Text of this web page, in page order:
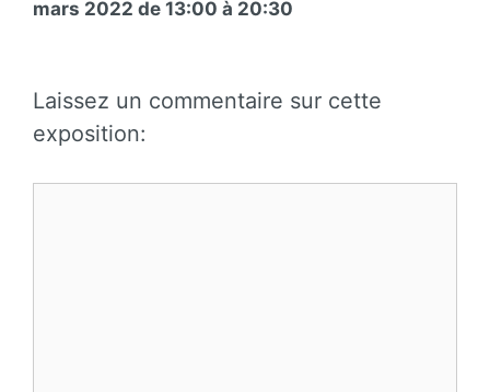
mars 2022 de 13:00 à 20:30
Laissez un commentaire sur cette
exposition: